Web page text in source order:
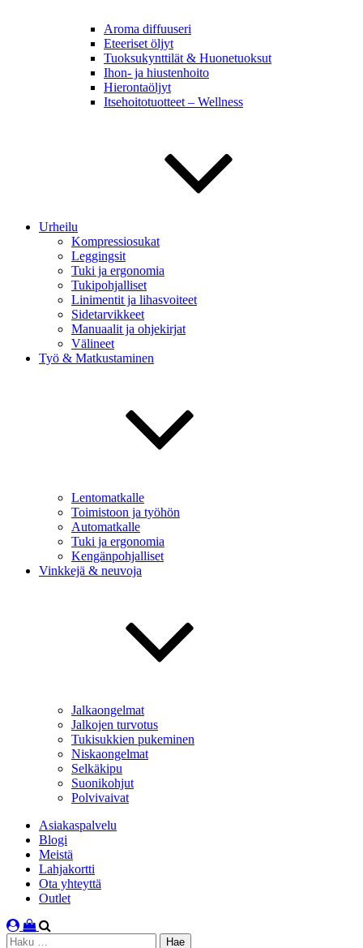
Aroma diffuuseri
Eteeriset öljyt
Tuoksukynttilät & Huonetuoksut
Ihon- ja hiustenhoito
Hierontaöljyt
Itsehoitotuotteet – Wellness
Urheilu
Kompressiosukat
Leggingsit
Tuki ja ergonomia
Tukipohjalliset
Linimentit ja lihasvoiteet
Sidetarvikkeet
Manuaalit ja ohjekirjat
Välineet
Työ & Matkustaminen
Lentomatkalle
Toimistoon ja työhön
Automatkalle
Tuki ja ergonomia
Kengänpohjalliset
Vinkkejä & neuvoja
Jalkaongelmat
Jalkojen turvotus
Tukisukkien pukeminen
Niskaongelmat
Selkäkipu
Suonikohjut
Polvivaivat
Asiakaspalvelu
Blogi
Meistä
Lahjakortti
Ota yhteyttä
Outlet
Haku: